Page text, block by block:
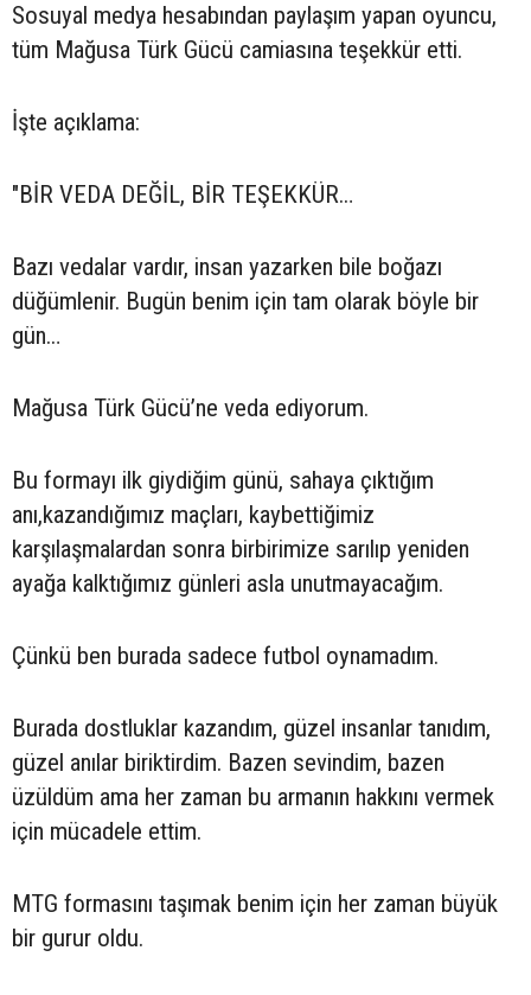
Sosuyal medya hesabından paylaşım yapan oyuncu,
tüm Mağusa Türk Gücü camiasına teşekkür etti.
İşte açıklama:
"BİR VEDA DEĞİL, BİR TEŞEKKÜR…
Bazı vedalar vardır, insan yazarken bile boğazı
düğümlenir. Bugün benim için tam olarak böyle bir
gün…
Mağusa Türk Gücü’ne veda ediyorum.
Bu formayı ilk giydiğim günü, sahaya çıktığım
anı,kazandığımız maçları, kaybettiğimiz
karşılaşmalardan sonra birbirimize sarılıp yeniden
ayağa kalktığımız günleri asla unutmayacağım.
Çünkü ben burada sadece futbol oynamadım.
Burada dostluklar kazandım, güzel insanlar tanıdım,
güzel anılar biriktirdim. Bazen sevindim, bazen
üzüldüm ama her zaman bu armanın hakkını vermek
için mücadele ettim.
MTG formasını taşımak benim için her zaman büyük
bir gurur oldu.